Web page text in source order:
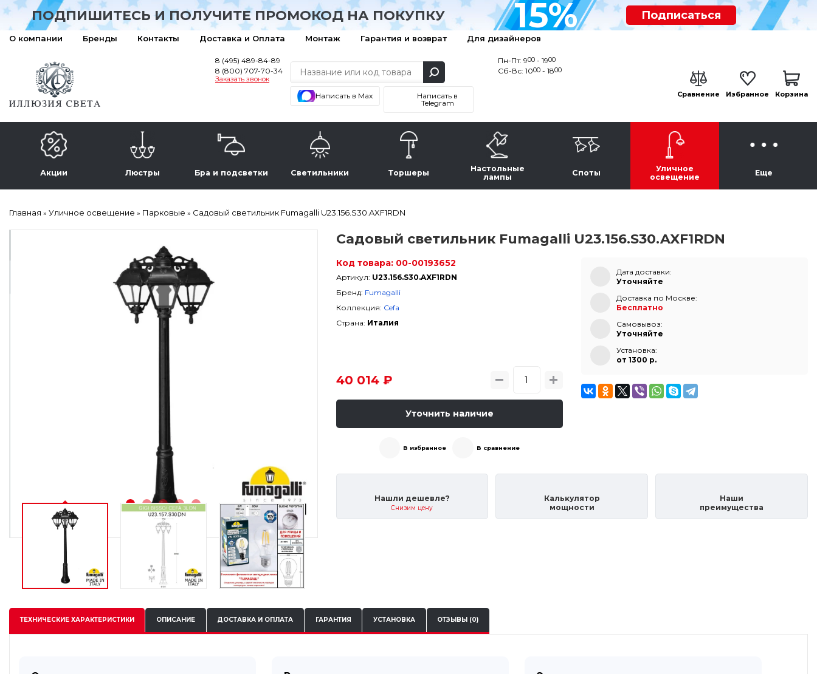
ПОДПИШИТЕСЬ И ПОЛУЧИТЕ ПРОМОКОД НА ПОКУПКУ 15% Подписаться
О компании Бренды Контакты Доставка и Оплата Монтаж Гарантия и возврат Для дизайнеров
8 (495) 489-84-89
8 (800) 707-70-34
Заказать звонок
Написать в Max
Написать в
Telegram
Пн-Пт: 900 - 1900
Сб-Вс: 1000 - 1800
Сравнение Избранное Корзина
Акции Люстры Бра и подсветки Светильники Торшеры
Настольные
лампы
Споты
Уличное
освещение
Еще
Главная » Уличное освещение » Парковые » Садовый светильник Fumagalli U23.156.S30.AXF1RDN
Садовый светильник Fumagalli U23.156.S30.AXF1RDN
Код товара: 00-00193652
Артикул: U23.156.S30.AXF1RDN
Бренд: Fumagalli
Коллекция: Cefa
Страна: Италия
40 014 ₽
Уточнить наличие
В избранное В сравнение
Дата доставки:
Уточняйте
Доставка по Москве:
Бесплатно
Самовывоз:
Уточняйте
Установка:
от 1300 p.
Нашли дешевле?
Снизим цену
Калькулятор
мощности
Наши
преимущества
ТЕХНИЧЕСКИЕХАРАКТЕРИСТИКИ ОПИСАНИЕ ДОСТАВКА И ОПЛАТА ГАРАНТИЯ УСТАНОВКА ОТЗЫВЫ (0)